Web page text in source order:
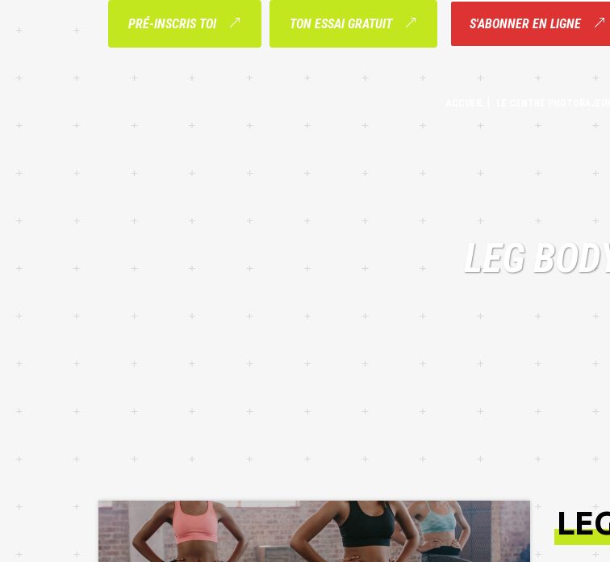
PRÉ-INSCRIS TOI TON ESSAI GRATUIT S'ABONNER EN LIGNE
LEG